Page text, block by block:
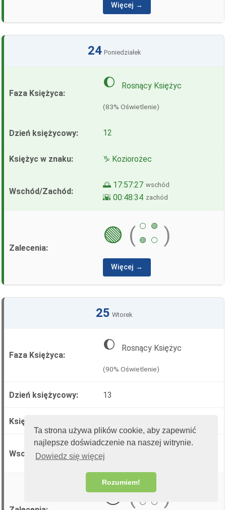
Ta strona używa plików cookie, aby zapewnić
najlepsze doświadczenie na naszej witrynie.
Dowiedz się więcej
Rozumiem!
Więcej →
24 Poniedziałek
🌔 Rosnący Księżyc
(83% Oświetlenie)
12
♑ Koziorożec
🌅 17:57:27 wschód
🌇 00:48:34 zachód
🟢 ( ⚪
🟢
🟢
⚪ )
Więcej →
25 Wtorek
🌔 Rosnący Księżyc
(90% Oświetlenie)
13
🌅 18:24:55 wschód
🌇 01:55:50
⚪ (
🟢
⚪
⚪ )